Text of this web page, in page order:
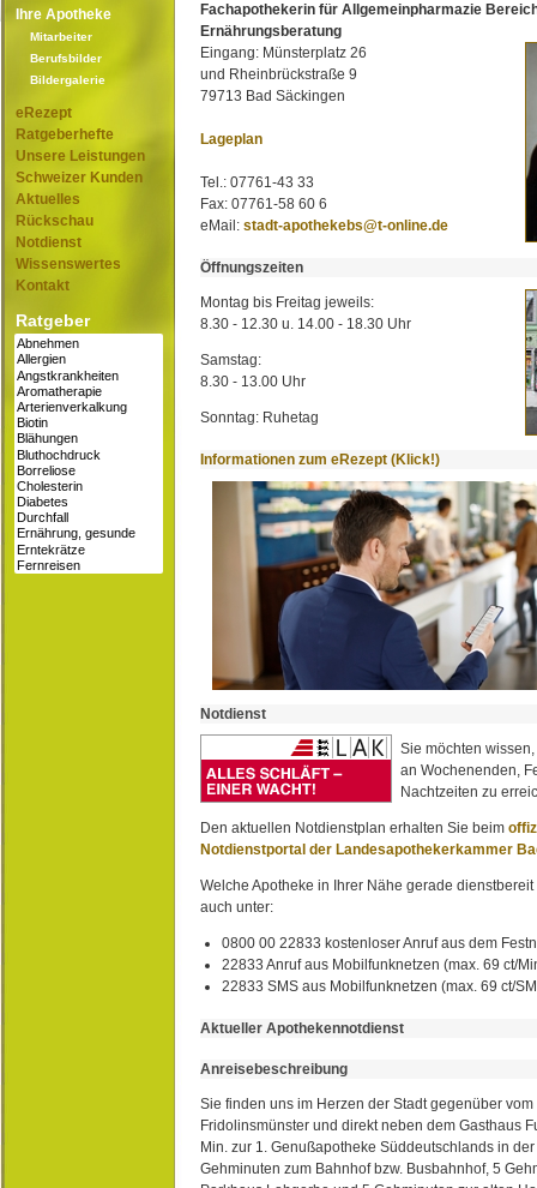
Ihre Apotheke
Mitarbeiter
Berufsbilder
Bildergalerie
eRezept
Ratgeberhefte
Unsere Leistungen
Schweizer Kunden
Aktuelles
Rückschau
Notdienst
Wissenswertes
Kontakt
Ratgeber
Fachapothekerin für Allgemeinpharmazie
Ernährungsberatung
Eingang: Münsterplatz 26
und Rheinbrückstraße 9
79713 Bad Säckingen
Lageplan
Tel.: 07761-43 33
Fax: 07761-58 60 6
eMail: stadt-apothekebs@t-online.de
Öffnungszeiten
Montag bis Freitag jeweils:
8.30 - 12.30 u. 14.00 - 18.30 Uhr
Samstag:
8.30 - 13.00 Uhr
Sonntag: Ruhetag
Informationen zum eRezept (Klick!)
Notdienst
Sie möchten
an Wochenenden,
Nachtzeiten zu
Den aktuellen Notdienstplan erhalten Sie beim
Notdienstportal der Landesapothekerkammer
Welche Apotheke in Ihrer Nähe gerade
auch unter:
0800 00 22833 kostenloser Anruf aus dem
22833 Anruf aus Mobilfunknetzen (max. 69 ct/
22833 SMS aus Mobilfunknetzen (max. 69 ct/
Aktueller Apothekennotdienst
Anreisebeschreibung
Sie finden uns im Herzen der Stadt gegenüber
Fridolinsmünster und direkt neben dem Gasthaus
Min. zur 1. Genußapotheke Süddeutschlands in
Gehminuten zum Bahnhof bzw. Busbahnhof, 5